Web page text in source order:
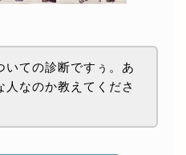
いての診断ですぅ。あ
人なのか教えてくださ